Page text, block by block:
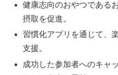
健康志向のおやつである
摂取を促進。
習慣化アプリを通じて、
支援。
成功した参加者へのキャ